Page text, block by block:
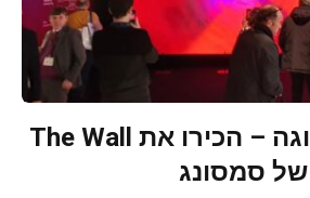
הצגה של תצוגה – הכירו את The Wall
של סמסונג